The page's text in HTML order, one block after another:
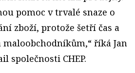
pomoc v trvalé snaze o
zboží, protože šetří čas a
říká Jan
společnosti CHEP.